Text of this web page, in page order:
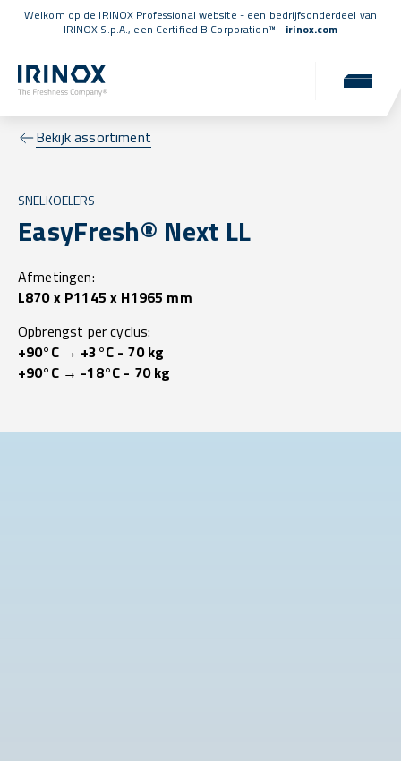
Welkom op de IRINOX Professional website - een bedrijfsonderdeel van
IRINOX S.p.A., een Certified B Corporation™ - irinox.com
Bekijk assortiment
SNELKOELERS
EasyFresh® Next LL
Afmetingen:
L870 x P1145 x H1965 mm
Opbrengst per cyclus:
+90°C → +3°C - 70 kg
+90°C → -18°C - 70 kg